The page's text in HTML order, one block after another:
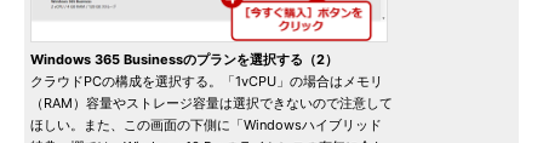
Windows 365 Businessのプランを選択する（2）
クラウドPCの構成を選択する。「1vCPU」の場合はメモリ
（RAM）容量やストレージ容量は選択できないので注意して
ほしい。また、この画面の下側に「Windowsハイブリッド